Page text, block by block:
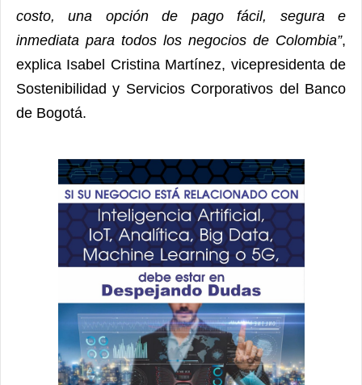
costo, una opción de pago fácil, segura e
inmediata para todos los negocios de Colombia”,
explica Isabel Cristina Martínez, vicepresidenta de
Sostenibilidad y Servicios Corporativos del Banco
de Bogotá.